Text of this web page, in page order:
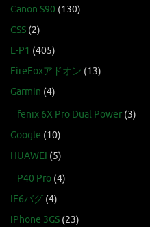
Canon S90 (130)
CSS (2)
E-P1 (405)
FireFoxアドオン (13)
Garmin (4)
fenix 6X Pro Dual Power (3)
Google (10)
HUAWEI (5)
P40 Pro (4)
IE6バグ (4)
iPhone 3GS (23)